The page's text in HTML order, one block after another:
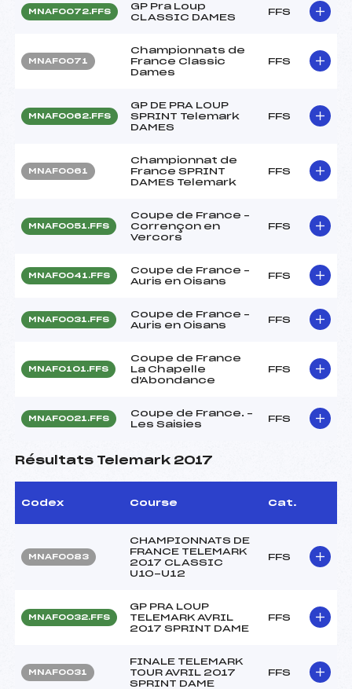
MNAF0072.FFS
GP Pra Loup
CLASSIC DAMES
FFS
MNAF0071
Championnats de
France Classic
Dames
FFS
MNAF0062.FFS
GP DE PRA LOUP
SPRINT Telemark
DAMES
FFS
MNAF0061
Championnat de
France SPRINT
DAMES Telemark
FFS
MNAF0051.FFS
Coupe de France –
Corrençon en
Vercors
FFS
MNAF0041.FFS
Coupe de France –
Auris en Oisans
FFS
MNAF0031.FFS
Coupe de France –
Auris en Oisans
FFS
MNAF0101.FFS
Coupe de France
La Chapelle
d'Abondance
FFS
MNAF0021.FFS
Coupe de France. –
Les Saisies
FFS
Résultats Telemark 2017
Codex Course Cat.
MNAF0083
CHAMPIONNATS DE
FRANCE TELEMARK
2017 CLASSIC
U10-U12
FFS
MNAF0032.FFS
GP PRA LOUP
TELEMARK AVRIL
2017 SPRINT DAME
FFS
MNAF0031
FINALE TELEMARK
TOUR AVRIL 2017
SPRINT DAME
FFS